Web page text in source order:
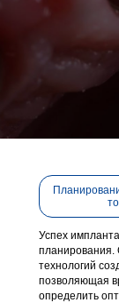
Успех
технологий
позволяющая
определить